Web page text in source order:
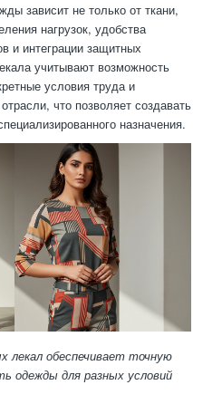
зависит не только от ткани,
нагрузок, удобства
и интеграции защитных
учитывают возможность
условия труда и
что позволяет создавать
назначения.
лекал обеспечивает точную
одежды для разных условий